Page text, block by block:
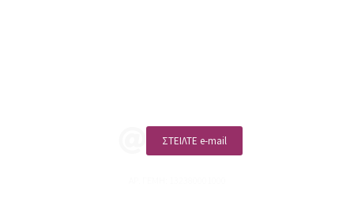
ΣΤΕΙΛΤΕ e-mail